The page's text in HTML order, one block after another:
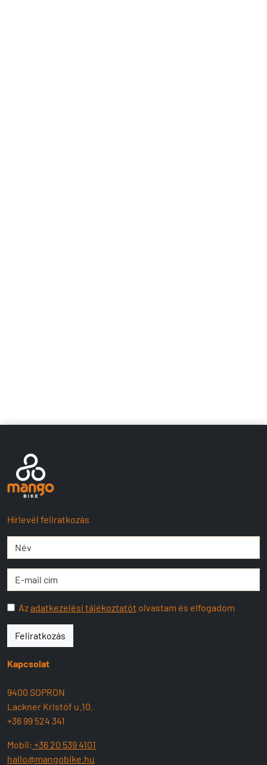
Hírlevél feliratkozás
Azadatkezelési tájékoztatót olvastam és elfogadom
Feliratkozás
Kapcsolat
9400 SOPRON
Lackner Kristóf u.10.
+36 99 524 341
Mobil: +36 20 539 4101
hallo@mangobike.hu